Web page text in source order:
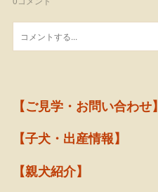
【ご見学・お問い合わせ】
【子犬・出産情報】
【親犬紹介】